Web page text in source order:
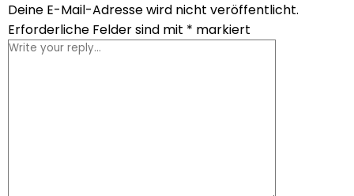
Deine E-Mail-Adresse wird nicht veröffentlicht.
Erforderliche Felder sind mit * markiert